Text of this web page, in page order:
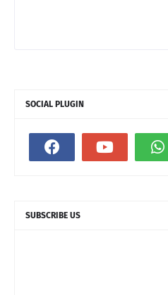
SOCIAL PLUGIN
SUBSCRIBE US